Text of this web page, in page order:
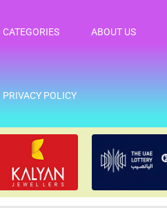
CATEGORIES ABOUT US
PRIVACY POLICY